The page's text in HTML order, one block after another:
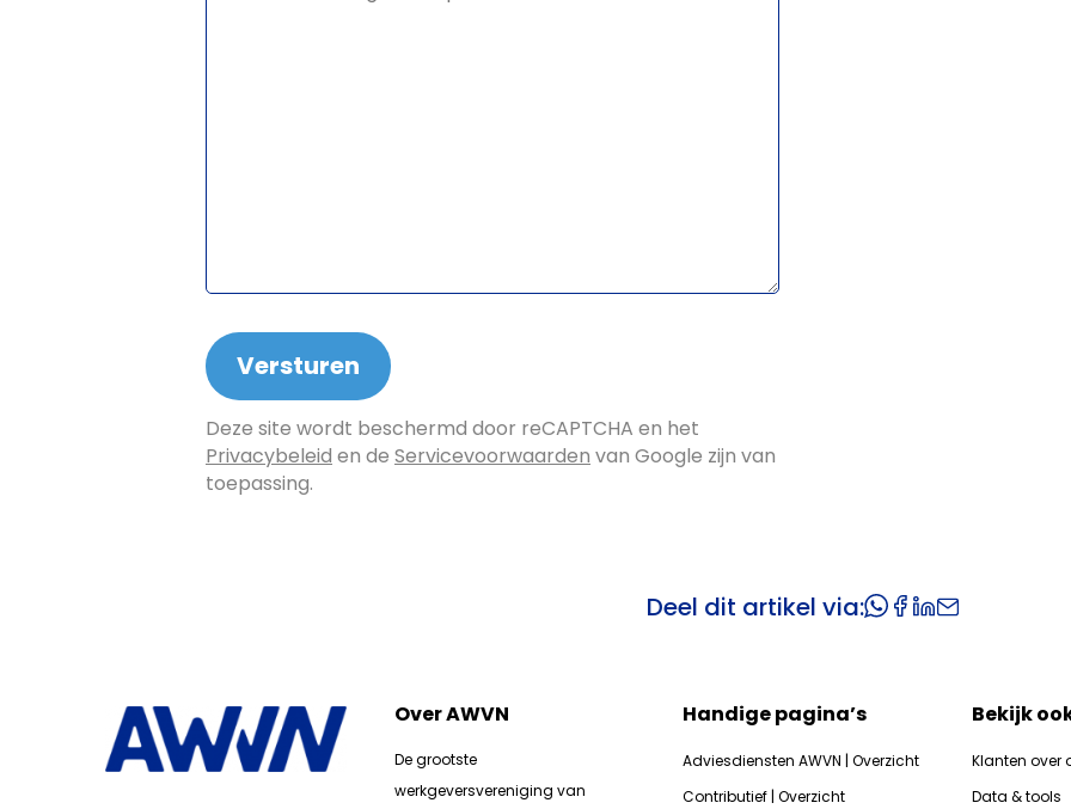
Deze site wordt beschermd door reCAPTCHA en het
Privacybeleid en de Servicevoorwaarden van Google zijn van
toepassing.
Deel dit artikel via:
Over AWVN
De grootste
werkgeversvereniging van
Handige pagina’s
Adviesdiensten AWVN | Overzicht
Contributief | Overzicht
Bekijk
Klanten over
Data & tools